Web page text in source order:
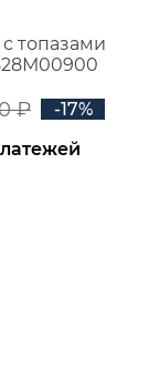
топазами
₽
-17%